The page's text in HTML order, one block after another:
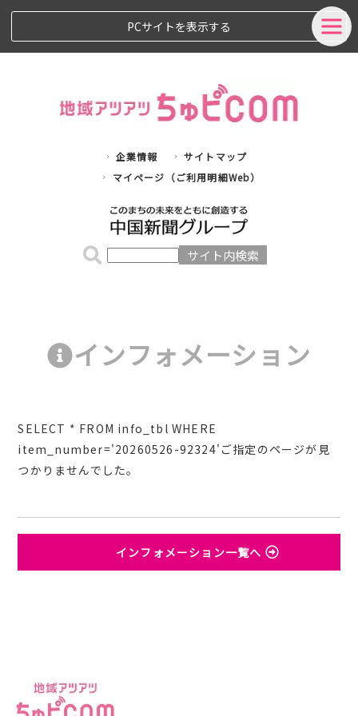
PCサイトを表示する
企業情報
サイトマップ
マイページ（ご利用明細Web）
インフォメーション
SELECT * FROM info_tbl WHERE
item_number='20260526-92324'ご指定のページが見
つかりませんでした。
インフォメーション一覧へ